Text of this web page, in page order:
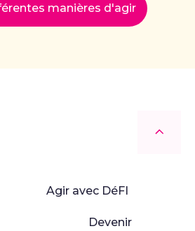
manières d'agir
Agir avec DéFI
Devenir